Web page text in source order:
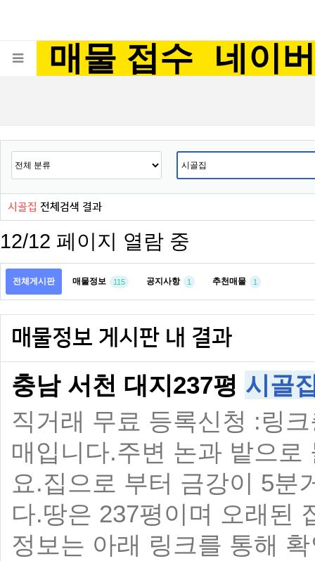
매물 접수 네이
시골집 전체검색 결과
12/12 페이지 열람 중
전체게시판 매물정보 115 공지사항 1 추천매물 1
매물정보 게시판 내 결과
충남 서천 대지237평 시골
직거래 무료 등록신청 :링
매입니다.주변 논과 밭으
요.집으로 부터 금강이 5분
다.땅은 237평이며 오래된
정보는 아래 링크를 통해